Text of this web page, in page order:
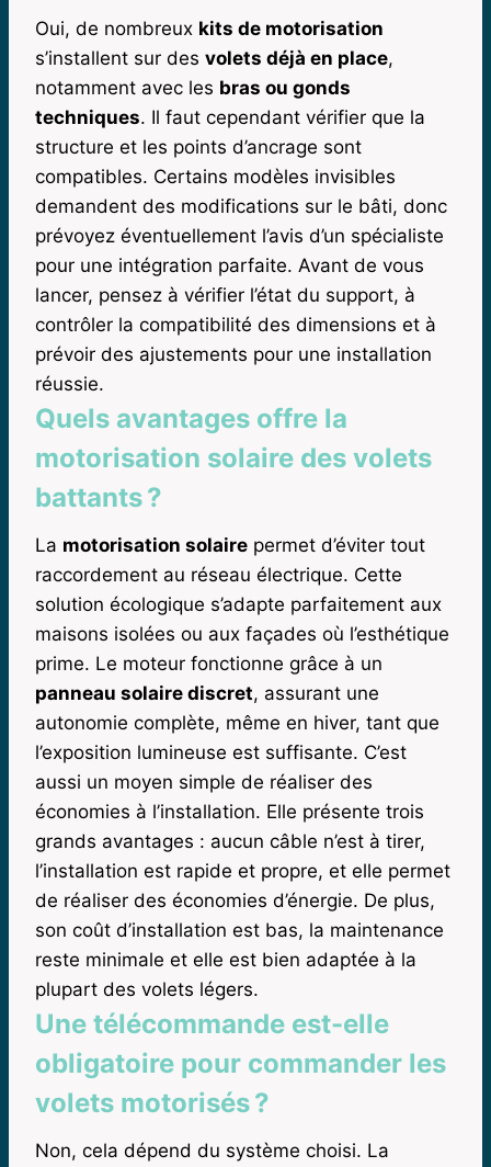
Oui, de nombreux kits de motorisation
s’installent sur des volets déjà en place,
notamment avec les bras ou gonds
techniques. Il faut cependant vérifier que la
structure et les points d’ancrage sont
compatibles. Certains modèles invisibles
demandent des modifications sur le bâti, donc
prévoyez éventuellement l’avis d’un spécialiste
pour une intégration parfaite. Avant de vous
lancer, pensez à vérifier l’état du support, à
contrôler la compatibilité des dimensions et à
prévoir des ajustements pour une installation
réussie.
Quels avantages offre la
motorisation solaire des volets
battants ?
La motorisation solaire permet d’éviter tout
raccordement au réseau électrique. Cette
solution écologique s’adapte parfaitement aux
maisons isolées ou aux façades où l’esthétique
prime. Le moteur fonctionne grâce à un
panneau solaire discret, assurant une
autonomie complète, même en hiver, tant que
l’exposition lumineuse est suffisante. C’est
aussi un moyen simple de réaliser des
économies à l’installation. Elle présente trois
grands avantages : aucun câble n’est à tirer,
l’installation est rapide et propre, et elle permet
de réaliser des économies d’énergie. De plus,
son coût d’installation est bas, la maintenance
reste minimale et elle est bien adaptée à la
plupart des volets légers.
Une télécommande est-elle
obligatoire pour commander les
volets motorisés ?
Non, cela dépend du système choisi. La